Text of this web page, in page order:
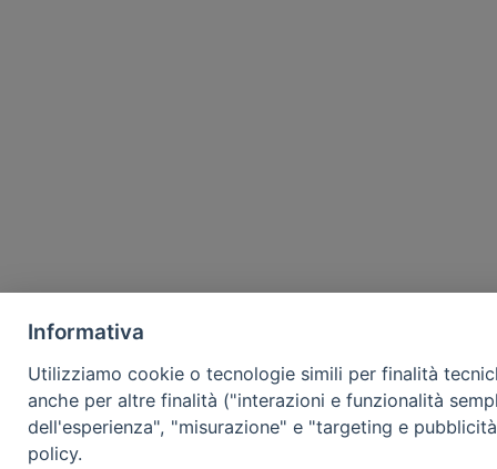
Informativa
Utilizziamo cookie o tecnologie simili per finalità
anche per altre finalità ("interazioni e funzionalità
dell'esperienza", "misurazione" e "targeting e
policy.